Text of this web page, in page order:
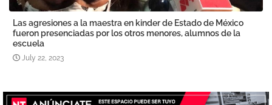
Las agresiones a la maestra en kinder de Estado de México
fueron presenciadas por los otros menores, alumnos de la
escuela
July 22, 2023